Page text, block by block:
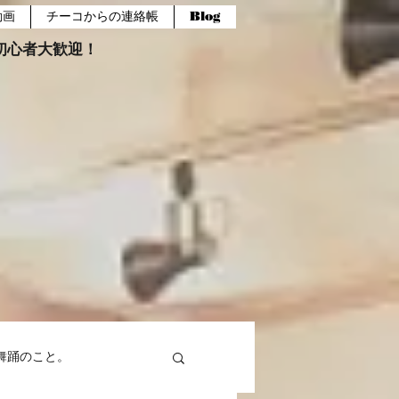
画 チーコからの連絡帳 Blog
者大歓迎！
踊のこと。